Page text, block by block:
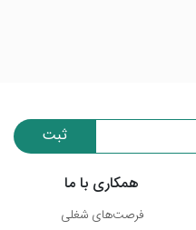
ثبت
همکاری با ما
فرصت‌های شغلی